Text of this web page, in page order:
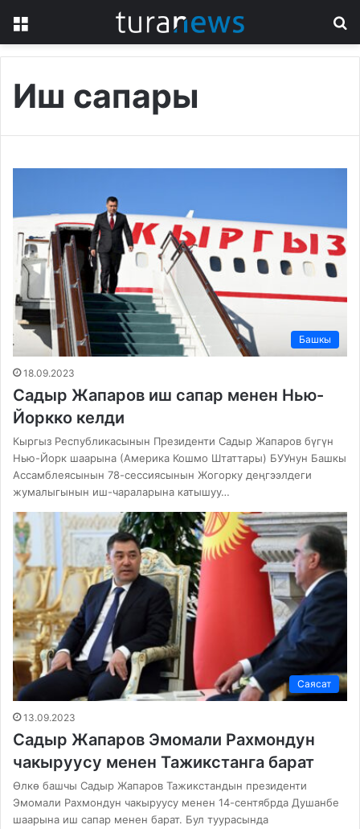
Иш сапары
Башкы
18.09.2023
Садыр Жапаров иш сапар менен Нью-
Йоркко келди
Кыргыз Республикасынын Президенти Садыр Жапаров бүгүн
Нью-Йорк шаарына (Америка Кошмо Штаттары) БУУнун Башкы
Ассамблеясынын 78-сессиясынын Жогорку деңгээлдеги
жумалыгынын иш-чараларына катышуу…
Саясат
13.09.2023
Садыр Жапаров Эмомали Рахмондун
чакыруусу менен Тажикстанга барат
Өлкө башчы Садыр Жапаров Тажикстандын президенти
Эмомали Рахмондун чакыруусу менен 14-сентябрда Душанбе
шаарына иш сапар менен барат. Бул туурасында